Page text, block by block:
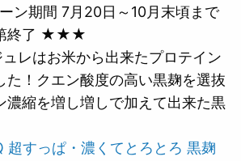
期間 7月20日～10月末頃まで
終了 ★★★
レはお米から出来たプロテイン
た！クエン酸度の高い黒麹を選抜
濃縮を増し増しで加えて出来た黒
すっぱ・濃くてとろとろ 黒麹